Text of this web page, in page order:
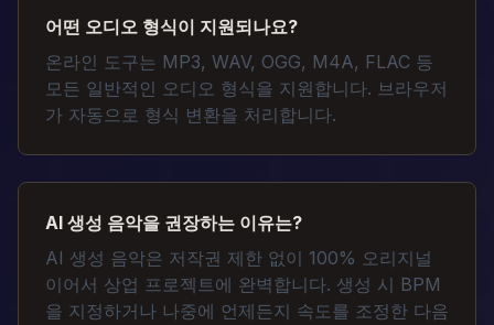
어떤 오디오 형식이 지원되나요?
온라인 도구는 MP3, WAV, OGG, M4A, FLAC 등
모든 일반적인 오디오 형식을 지원합니다. 브라우저
가 자동으로 형식 변환을 처리합니다.
AI 생성 음악을 권장하는 이유는?
AI 생성 음악은 저작권 제한 없이 100% 오리지널
이어서 상업 프로젝트에 완벽합니다. 생성 시 BPM
을 지정하거나 나중에 언제든지 속도를 조정한 다음